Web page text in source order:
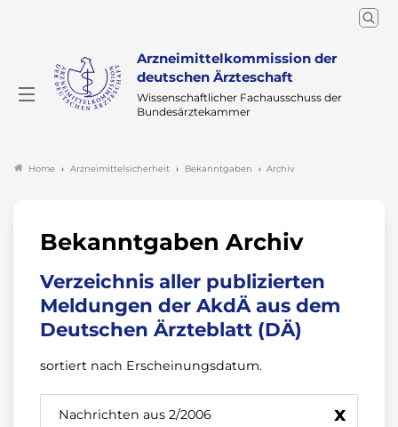
Arzneimittelkommission der
deutschen Ärzteschaft
Wissenschaftlicher Fachausschuss der
Bundesärztekammer
Home Arzneimittelsicherheit Bekanntgaben Archiv
Bekanntgaben Archiv
Verzeichnis aller publizierten
Meldungen der AkdÄ aus dem
Deutschen Ärzteblatt (DÄ)
sortiert nach Erscheinungsdatum.
Nachrichten aus 2/2006 x